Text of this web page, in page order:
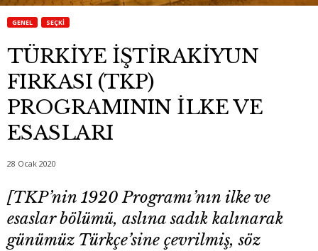
GENEL SEÇKI
TÜRKİYE İŞTİRAKİYUN
FIRKASI (TKP)
PROGRAMININ İLKE VE
ESASLARI
28 Ocak 2020
[TKP’nin 1920 Programı’nın ilke ve
esaslar bölümü, aslına sadık kalınarak
günümüz Türkçe’sine çevrilmiş, söz